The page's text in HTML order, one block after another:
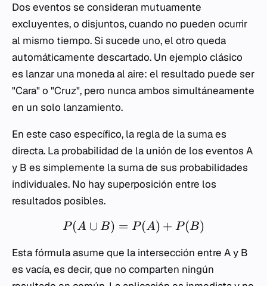
Dos eventos se consideran mutuamente
excluyentes, o disjuntos, cuando no pueden ocurrir
al mismo tiempo. Si sucede uno, el otro queda
automáticamente descartado. Un ejemplo clásico
es lanzar una moneda al aire: el resultado puede ser
"Cara" o "Cruz", pero nunca ambos simultáneamente
en un solo lanzamiento.
En este caso específico, la regla de la suma es
directa. La probabilidad de la unión de los eventos A
y B es simplemente la suma de sus probabilidades
individuales. No hay superposición entre los
resultados posibles.
P (A ∪ B) = P(A) + P(B)
Esta fórmula asume que la intersección entre A y B
es vacía, es decir, que no comparten ningún